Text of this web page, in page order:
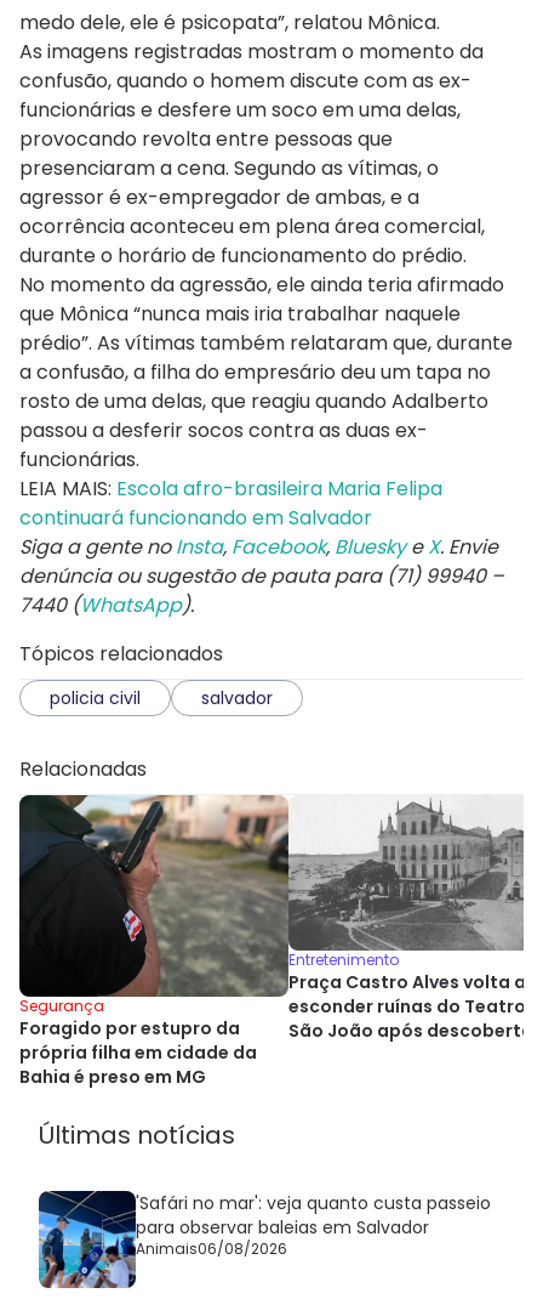
medo dele, ele é psicopata”, relatou Mônica.
As imagens registradas mostram o momento da
confusão, quando o homem discute com as ex-
funcionárias e desfere um soco em uma delas,
provocando revolta entre pessoas que
presenciaram a cena. Segundo as vítimas, o
agressor é ex-empregador de ambas, e a
ocorrência aconteceu em plena área comercial,
durante o horário de funcionamento do prédio.
No momento da agressão, ele ainda teria afirmado
que Mônica “nunca mais iria trabalhar naquele
prédio”. As vítimas também relataram que, durante
a confusão, a filha do empresário deu um tapa no
rosto de uma delas, que reagiu quando Adalberto
passou a desferir socos contra as duas ex-
funcionárias.
LEIA MAIS: Escola afro-brasileira Maria Felipa
continuará funcionando em Salvador
Siga a gente noInsta, Facebook, BlueskyeX. Envie
denúncia ou sugestão de pauta para (71) 99940 –
7440 (WhatsApp).
Tópicos relacionados
policia civil salvador
Relacionadas
Segurança
Foragido por estupro da
própria filha em cidade da
Bahia é preso em MG
Entretenimento
Praça Castro Alves volta a
esconder ruínas do Teatro
São João após descoberta
Últimas notícias
'Safári no mar': veja quanto custa passeio
para observar baleias em Salvador
Animais06/08/2026